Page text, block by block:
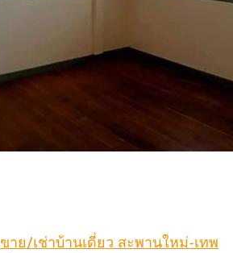
ขาย/เช่าบ้านเดี่ยว สะพานใหม่-เทพ